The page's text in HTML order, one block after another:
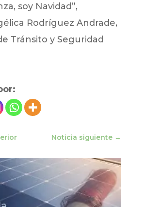
soy Navidad”,
Rodríguez Andrade,
Tránsito y Seguridad
Noticia siguiente →